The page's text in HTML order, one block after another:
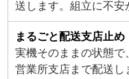
送します。組立に不安
まるごと配送支店止め
実機そのままの状態
営業所支店まで配送し